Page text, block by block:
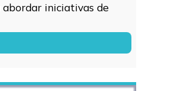
iniciativas de